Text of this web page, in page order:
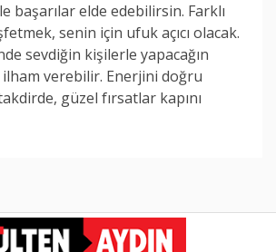
başarılar elde edebilirsin. Farklı
senin için ufuk açıcı olacak.
sevdiğin kişilerle yapacağın
verebilir. Enerjini doğru
güzel fırsatlar kapını